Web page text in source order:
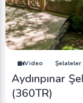
Video
Aydınpınar
(360TR)